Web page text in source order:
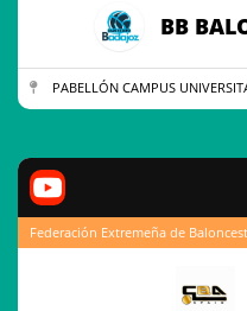
BB
PABELLÓN CAMPUS
Federación Extremeña de